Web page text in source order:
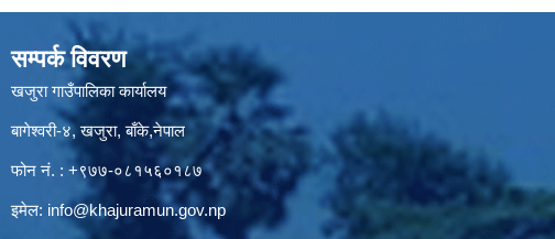
सम्पर्क विवरण
खजुरा गाउँपालिका कार्यालय
बागेश्वरी-४, खजुरा, बाँके,नेपाल
फोन नं. : +९७७-०८१५६०१८७
इमेल: info@khajuramun.gov.np